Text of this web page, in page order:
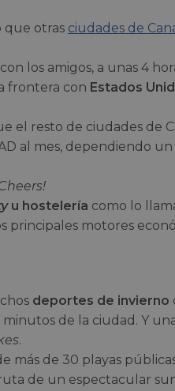
que otras ciudades de
los amigos, a unas 4
frontera con Estados
el resto de ciudades de
al mes, dependiendo
u hostelería como lo
motores
deportes de invierno
de la ciudad. Y
.
más de 30 playas
de un espectacular